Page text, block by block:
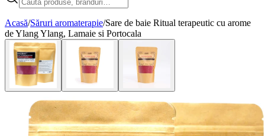
Acasă/Săruri aromaterapie/Sare de baie Ritual terapeutic cu arome
de Ylang Ylang, Lamaie si Portocala